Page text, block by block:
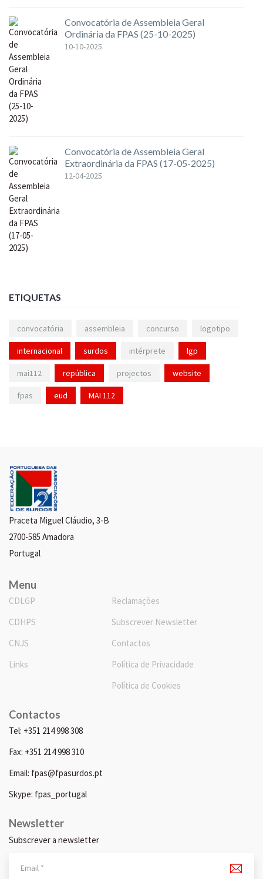
Convocatória de Assembleia Geral
Ordinária da FPAS (25-10-2025)
10-10-2025
Convocatória de Assembleia Geral
Extraordinária da FPAS (17-05-2025)
12-04-2025
ETIQUETAS
convocatória assembleia concurso logotipo
internacional surdos intérprete lgp
mai112 república projectos website
fpas eud MAI 112
Praceta Miguel Cláudio, 3-B
2700-585 Amadora
Portugal
Menu
CDLGP
CDHPS
CNJS
Links
Reclamações
Subscrever Newsletter
Contactos
Política de Privacidade
Política de Cookies
Contactos
Tel: +351 214 998 308
Fax: +351 214 998 310
Email: fpas@fpasurdos.pt
Skype: fpas_portugal
Newsletter
Subscrever a newsletter